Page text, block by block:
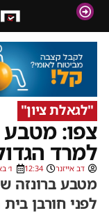
"לגאלת ציון"
צפו: מטבע
למרד
דב אייזנר 12:34 ו׳
מטבע ברונזה
לפני חורבן